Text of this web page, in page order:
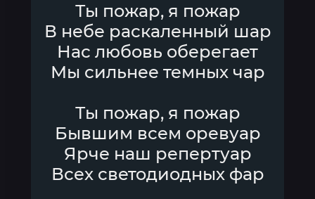
Ты пожар, я пожар
В небе раскаленный шар
Нас любовь оберегает
Мы сильнее темных чар
Ты пожар, я пожар
Бывшим всем оревуар
Ярче наш репертуар
Всех светодиодных фар